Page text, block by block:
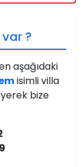
var ?
aşağıdaki
isimli villa
bize